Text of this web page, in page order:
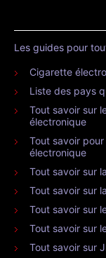
Les guides pour
Cigarette
Liste des pays
Tout savoir sur
électronique
Tout savoir
électronique
Tout savoir sur
Tout savoir sur
Tout savoir sur
Tout savoir sur
Tout savoir sur